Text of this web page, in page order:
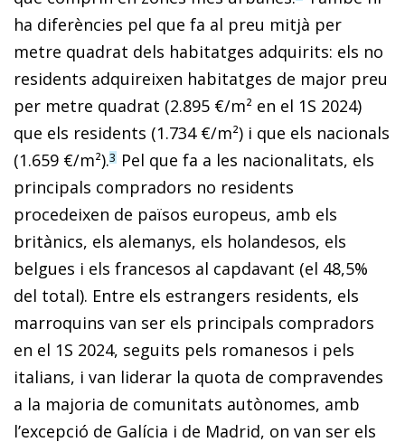
ha diferències pel que fa al preu mitjà per
metre quadrat dels habitatges adquirits: els no
residents adquireixen habitatges de major preu
per metre quadrat (2.895 €/m² en el 1S 2024)
que els residents (1.734 €/m²) i que els nacionals
(1.659 €/m²).3 Pel que fa a les nacionalitats, els
principals compradors no residents
procedeixen de països europeus, amb els
britànics, els alemanys, els holandesos, els
belgues i els francesos al capdavant (el 48,5%
del total). Entre els estrangers residents, els
marroquins van ser els principals compradors
en el 1S 2024, seguits pels romanesos i pels
italians, i van liderar la quota de compravendes
a la majoria de comunitats autònomes, amb
l’excepció de Galícia i de Madrid, on van ser els